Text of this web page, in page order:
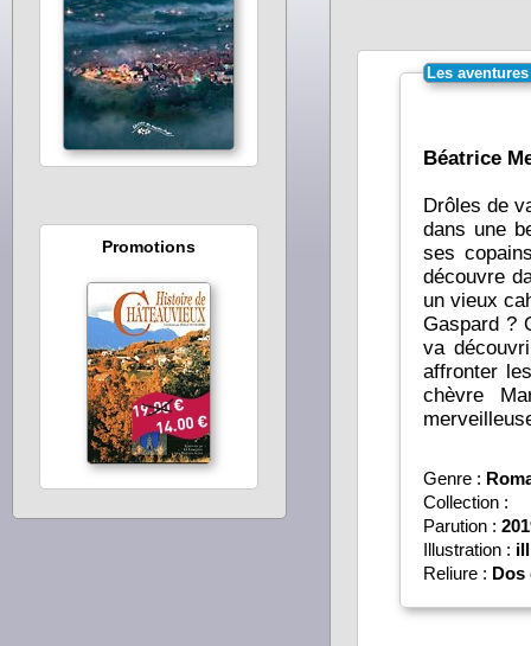
Les
Béatrice
Drôles de
dans une
ses copains. Mais
découvre
un vieux
Gaspard ?
va découvrir ?
affronter
chèvre
Genre :
Collection :
Parution :
Illustration :
Reliure : Dos
Promotions